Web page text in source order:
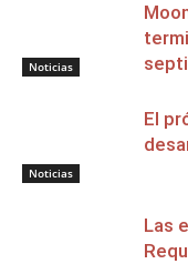
Noticias
Noticias
El
Las